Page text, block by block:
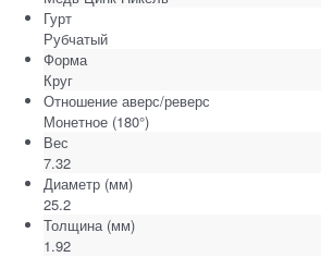
Гурт
Рубчатый
Форма
Круг
Отношение аверс/реверс
Монетное (180°)
Вес
7.32
Диаметр (мм)
25.2
Толщина (мм)
1.92